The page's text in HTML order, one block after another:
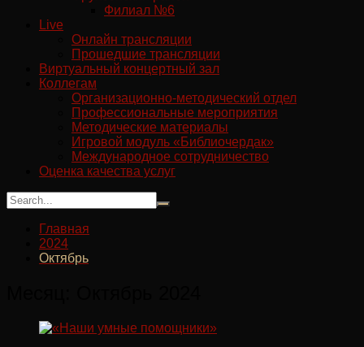
Филиал №6
Live
Онлайн трансляции
Прошедшие трансляции
Виртуальный концертный зал
Коллегам
Организационно-методический отдел
Профессиональные мероприятия
Методические материалы
Игровой модуль «Библиочердак»
Международное сотрудничество
Оценка качества услуг
Главная
2024
Октябрь